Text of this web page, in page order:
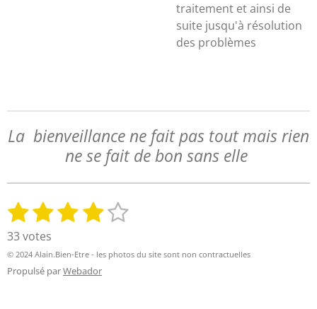
traitement et ainsi de
suite jusqu'à résolution
des problèmes
La bienveillance ne fait pas tout mais rien
ne se fait de bon sans elle
É
v
a
l
u
1
é
t
o
2
é
t
o
3
t
o
4
t
o
5
t
E
o
33 votes
© 2024 Alain.Bien-Etre - les photos du site sont non contractuelles
Propulsé parWebador